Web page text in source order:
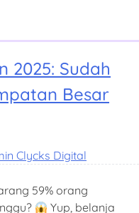
2025: Sudah
Besar
Clycks Digital
59% orang
Yup, belanja